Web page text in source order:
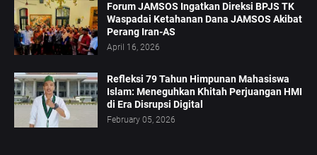
Forum JAMSOS Ingatkan Direksi BPJS TK
Waspadai Ketahanan Dana JAMSOS Akibat
Perang Iran-AS
April 16, 2026
Refleksi 79 Tahun Himpunan Mahasiswa
Islam: Meneguhkan Khitah Perjuangan HMI
di Era Disrupsi Digital
February 05, 2026